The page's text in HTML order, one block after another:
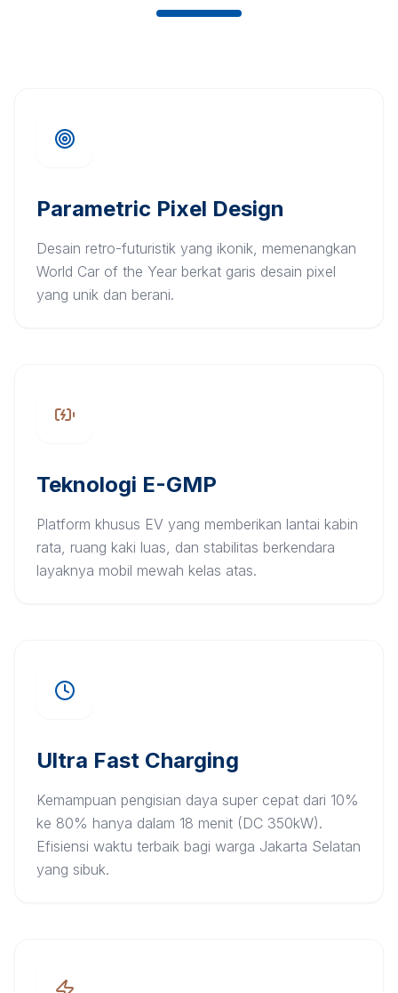
Parametric Pixel Design
Desain retro-futuristik yang ikonik, memenangkan
World Car of the Year berkat garis desain pixel
yang unik dan berani.
Teknologi E-GMP
Platform khusus EV yang memberikan lantai kabin
rata, ruang kaki luas, dan stabilitas berkendara
layaknya mobil mewah kelas atas.
Ultra Fast Charging
Kemampuan pengisian daya super cepat dari 10%
ke 80% hanya dalam 18 menit (DC 350kW).
Efisiensi waktu terbaik bagi warga Jakarta Selatan
yang sibuk.